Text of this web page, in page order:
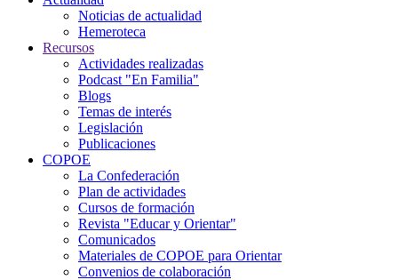
Noticias de actualidad
Hemeroteca
Recursos
Actividades realizadas
Podcast "En Familia"
Blogs
Temas de interés
Legislación
Publicaciones
COPOE
La Confederación
Plan de actividades
Cursos de formación
Revista "Educar y Orientar"
Comunicados
Materiales de COPOE para Orientar
Convenios de colaboración